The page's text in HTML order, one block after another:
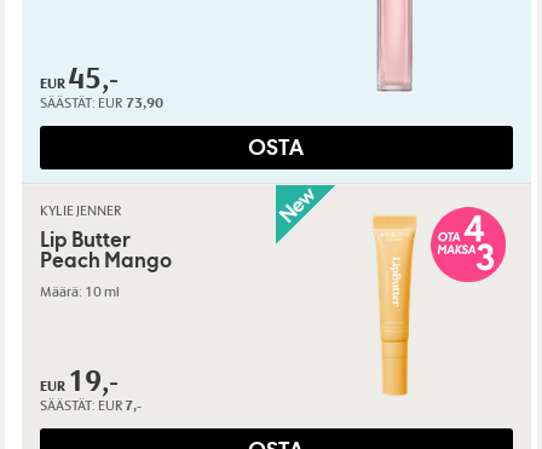
EUR 45,-
SÄÄSTÄT: EUR 73,90
OSTA
KYLIE JENNER
Lip Butter
Peach Mango
Määrä: 10 ml
EUR 19,-
SÄÄSTÄT: EUR 7,-